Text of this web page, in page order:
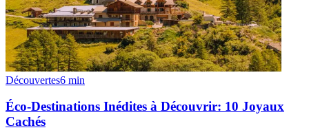
Découvertes6 min
Éco-Destinations Inédites à Découvrir: 10 Joyaux
Cachés